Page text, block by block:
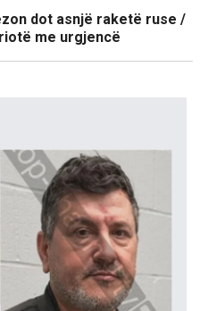
dot asnjë raketë ruse /
me urgjencë